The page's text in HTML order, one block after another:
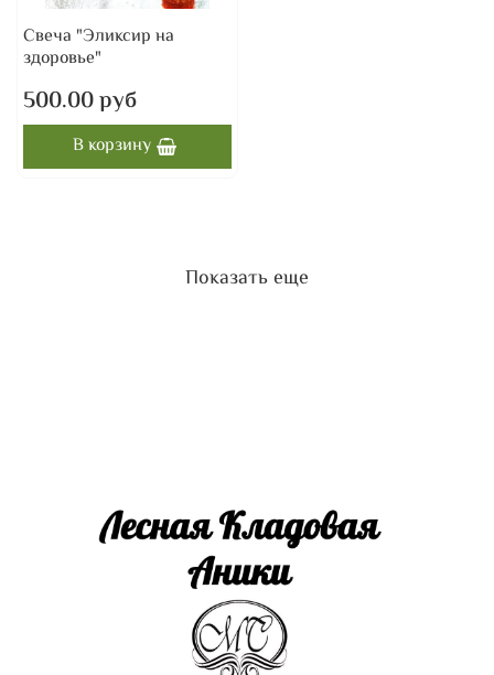
Свеча "Эликсир на
здоровье"
500.00 руб
В корзину
Показать еще